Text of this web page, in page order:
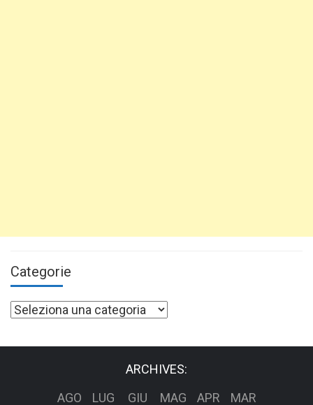
Categorie
Categorie
ARCHIVES:
AGO
LUG GIU MAG APR MAR